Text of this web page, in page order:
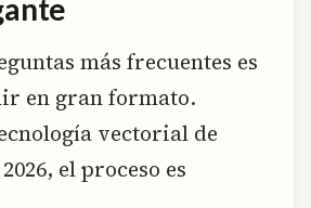
más frecuentes es
en gran formato.
vectorial de
el proceso es